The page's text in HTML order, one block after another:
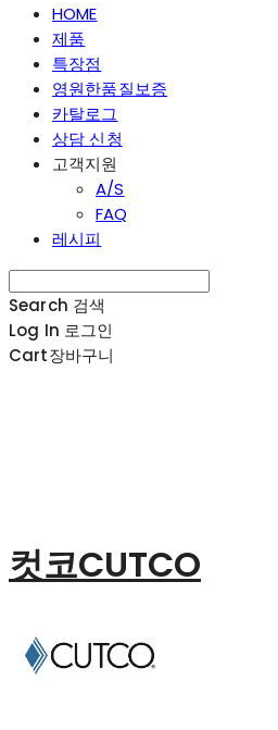
HOME
제품
특장점
영원한품질보증
카탈로그
상담 신청
고객지원
A/S
FAQ
레시피
Search 검색
Log In 로그인
Cart장바구니
컷코CUTCO